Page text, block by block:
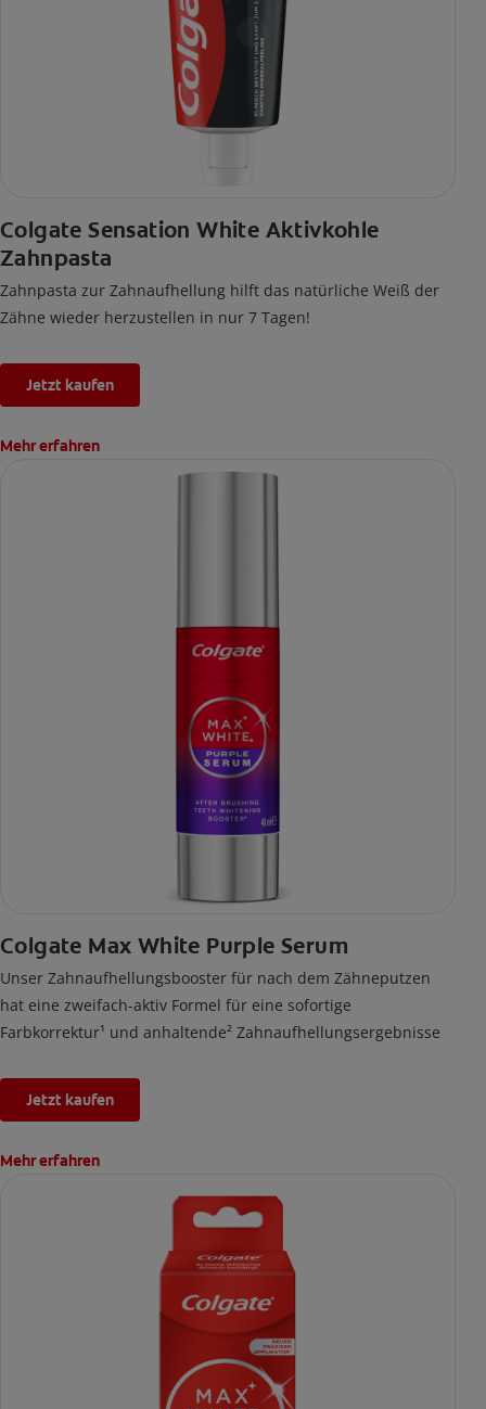
Colgate Sensation White Aktivkohle
Zahnpasta
Zahnpasta zur Zahnaufhellung hilft das natürliche Weiß der
Zähne wieder herzustellen in nur 7 Tagen!
Jetzt kaufen
Mehr erfahren
Colgate Max White Purple Serum
Unser Zahnaufhellungsbooster für nach dem Zähneputzen
hat eine zweifach-aktiv Formel für eine sofortige
Farbkorrektur¹ und anhaltende² Zahnaufhellungsergebnisse
Jetzt kaufen
Mehr erfahren